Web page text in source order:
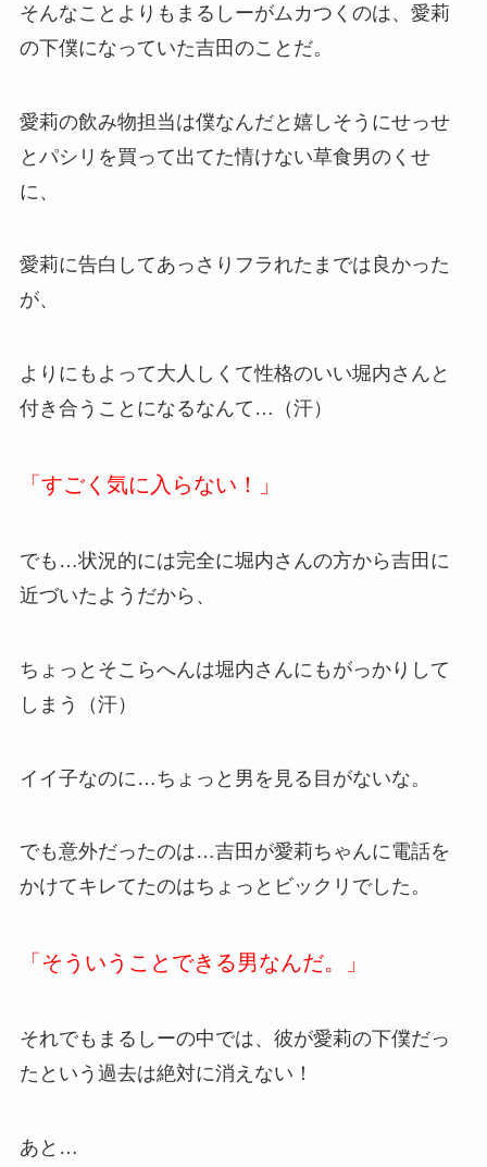
そんなことよりもまるしーがムカつくのは、愛莉
の下僕になっていた吉田のことだ。
愛莉の飲み物担当は僕なんだと嬉しそうにせっせ
とパシリを買って出てた情けない草食男のくせ
に、
愛莉に告白してあっさりフラれたまでは良かった
が、
よりにもよって大人しくて性格のいい堀内さんと
付き合うことになるなんて…（汗）
「すごく気に入らない！」
でも…状況的には完全に堀内さんの方から吉田に
近づいたようだから、
ちょっとそこらへんは堀内さんにもがっかりして
しまう（汗）
イイ子なのに…ちょっと男を見る目がないな。
でも意外だったのは…吉田が愛莉ちゃんに電話を
かけてキレてたのはちょっとビックリでした。
「そういうことできる男なんだ。」
それでもまるしーの中では、彼が愛莉の下僕だっ
たという過去は絶対に消えない！
あと…